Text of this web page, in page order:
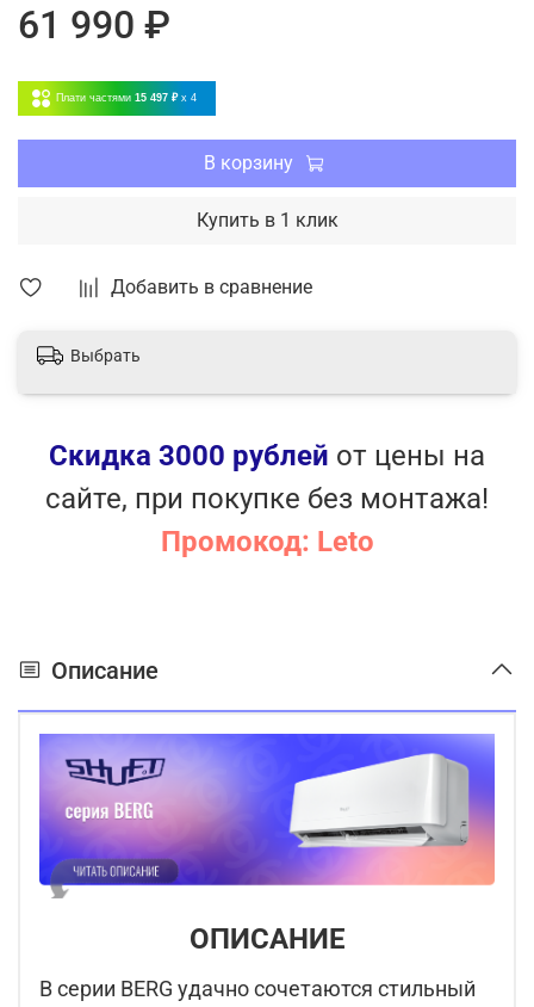
Добавить в сравнение
61 990 ₽
Плати частями 15 497 ₽ x 4
В корзину
Купить в 1 клик
Выбрать
Скидка 3000 рублей от цены на
сайте, при покупке без монтажа!
Промокод: Leto
Описание
ОПИСАНИЕ
В серии BERG удачно сочетаются стильный